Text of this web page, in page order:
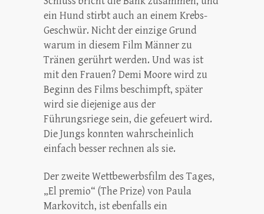
ein Hund stirbt auch an einem Krebs-
Geschwür. Nicht der einzige Grund
warum in diesem Film Männer zu
Tränen gerührt werden. Und was ist
mit den Frauen? Demi Moore wird zu
Beginn des Films beschimpft, später
wird sie diejenige aus der
Führungsriege sein, die gefeuert wird.
Die Jungs konnten wahrscheinlich
einfach besser rechnen als sie.
Der zweite Wettbewerbsfilm des Tages,
„El premio“ (The Prize) von Paula
Markovitch, ist ebenfalls ein